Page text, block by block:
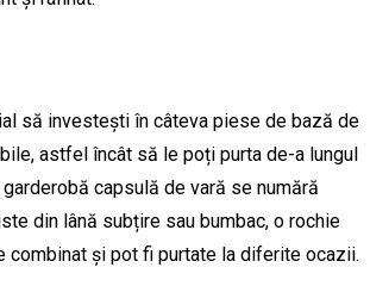
să investești în câteva piese de bază de
astfel încât să le poți purta de-a lungul
capsulă de vară se numără
din lână subțire sau bumbac, o rochie
și pot fi purtate la diferite ocazii.